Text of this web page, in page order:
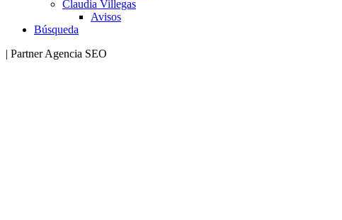
Claudia Villegas
Avisos
Búsqueda
| Partner Agencia SEO